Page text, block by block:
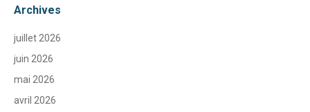
Archives
juillet 2026
juin 2026
mai 2026
avril 2026